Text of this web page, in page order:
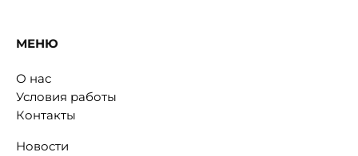
МЕНЮ
О нас
Условия работы
Контакты
Новости